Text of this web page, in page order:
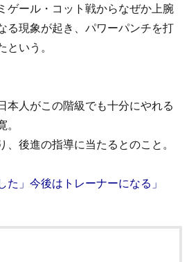
ゲール・コット戦からなぜか上腕
る現象が起き、パワーパンチを打
いう。
本人がこの階級でも十分にやれる
後進の指導に当たるとのこと。
た」今後はトレーナーになる」